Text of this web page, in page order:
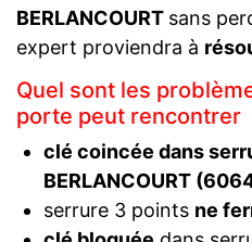
BERLANCOURT sans
expert proviendra à
Quel sont les
porte peut rencontrer
clé coincée dans
BERLANCOURT
serrure 3 points ne